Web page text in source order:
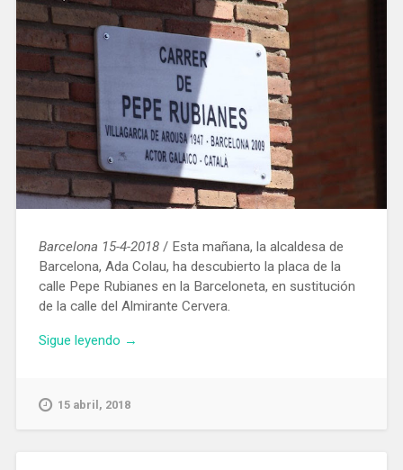
Barcelona 15-4-2018/ Esta mañana, la alcaldesa de
Barcelona, ​​Ada Colau, ha descubierto la placa de la
calle Pepe Rubianes en la Barceloneta, en sustitución
de la calle del Almirante Cervera.
Sigue leyendo «Acto
la
→
15 abril, 2018